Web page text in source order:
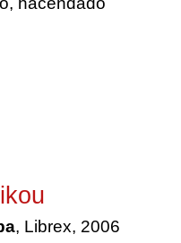
, Librex, 2006